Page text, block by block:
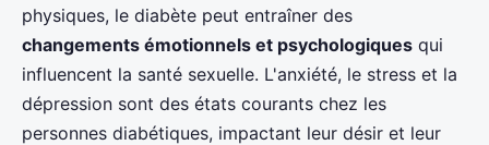
physiques, le diabète peut entraîner des
changements émotionnels et psychologiques qui
influencent la santé sexuelle. L'anxiété, le stress et la
dépression sont des états courants chez les
personnes diabétiques, impactant leur désir et leur